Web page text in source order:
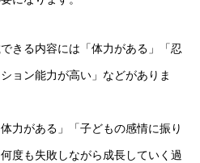
きる内容には「体力がある」「忍
ョン能力が高い」などがありま
力がある」「子どもの感情に振り
度も失敗しながら成長していく過